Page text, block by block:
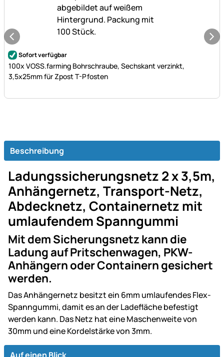
Noch keine Bewertungen abgegeben
Sofort verfügbar
100x VOSS.farming Bohrschraube, Sechskant verzinkt,
3,5x25mm für Zpost T-Pfosten
Beschreibung
Ladungssicherungsnetz 2 x 3,5m,
Anhängernetz, Transport-Netz,
Abdecknetz, Containernetz mit
umlaufendem Spanngummi
Mit dem Sicherungsnetz kann die
Ladung auf Pritschenwagen, PKW-
Anhängern oder Containern gesichert
werden.
Das Anhängernetz besitzt ein 6mm umlaufendes Flex-
Spanngummi, damit es an der Ladefläche befestigt
werden kann. Das Netz hat eine Maschenweite von
30mm und eine Kordelstärke von 3mm.